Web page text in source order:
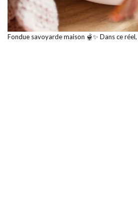
Fondue savoyarde maison 🫕✨ Dans ce